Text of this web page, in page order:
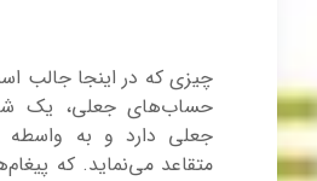
چیزی که در اینجا جالب
حساب‌های جعلی، یک
جعلی دارد و به‌ واسطه
متقاعد می‌نماید. که